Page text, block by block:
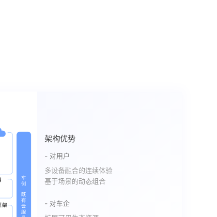
架构优势
- 对用户
多设备融合的连续体验
基于场景的动态组合
- 对车企